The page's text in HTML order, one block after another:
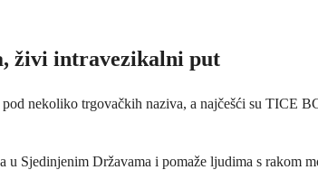
živi intravezikalni put
nekoliko trgovačkih naziva, a najčešći su TICE
u Sjedinjenim Državama i pomaže ljudima s